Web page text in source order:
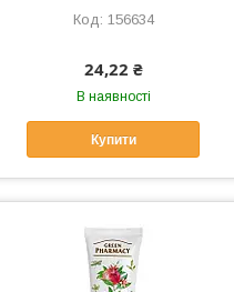
156634
24,22 ₴
В наявності
Купити